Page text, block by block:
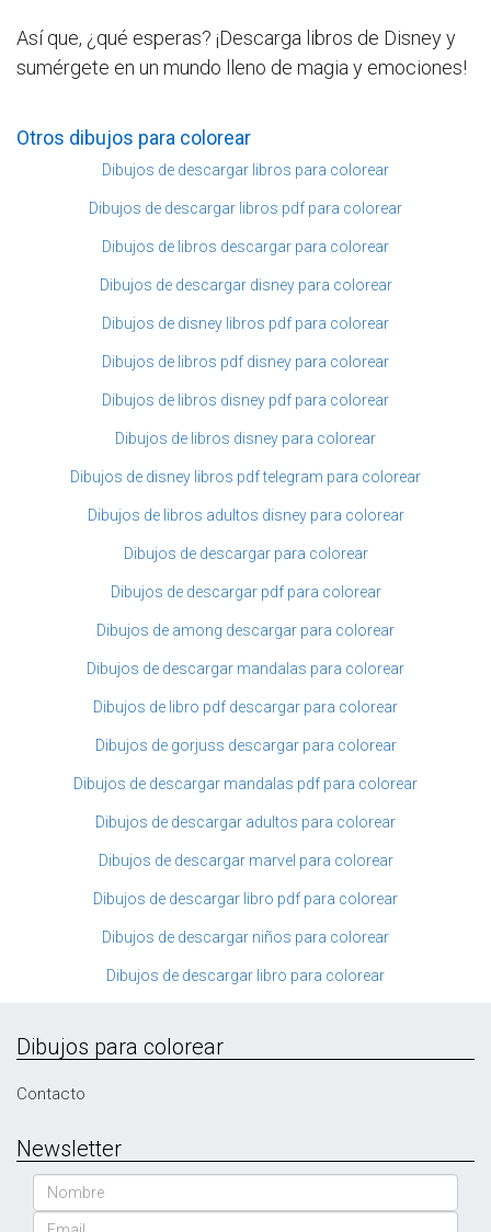
Así que, ¿qué esperas? ¡Descarga libros de Disney y
sumérgete en un mundo lleno de magia y emociones!
Otros dibujos para colorear
Dibujos de descargar libros para colorear
Dibujos de descargar libros pdf para colorear
Dibujos de libros descargar para colorear
Dibujos de descargar disney para colorear
Dibujos de disney libros pdf para colorear
Dibujos de libros pdf disney para colorear
Dibujos de libros disney pdf para colorear
Dibujos de libros disney para colorear
Dibujos de disney libros pdf telegram para colorear
Dibujos de libros adultos disney para colorear
Dibujos de descargar para colorear
Dibujos de descargar pdf para colorear
Dibujos de among descargar para colorear
Dibujos de descargar mandalas para colorear
Dibujos de libro pdf descargar para colorear
Dibujos de gorjuss descargar para colorear
Dibujos de descargar mandalas pdf para colorear
Dibujos de descargar adultos para colorear
Dibujos de descargar marvel para colorear
Dibujos de descargar libro pdf para colorear
Dibujos de descargar niños para colorear
Dibujos de descargar libro para colorear
Dibujos para colorear
Contacto
Newsletter
Nombre
Email